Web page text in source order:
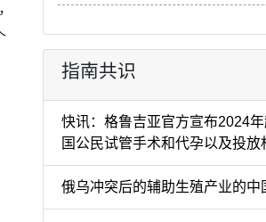
指南共识
快讯：格鲁吉亚官方宣布2024
国公民试管手术和代孕以及投放
俄乌冲突后的辅助生殖产业的中